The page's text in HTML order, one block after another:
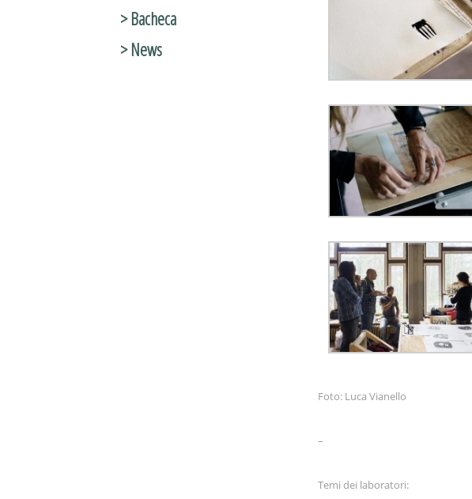
Foto: Luca Vianello
–
Temi dei laboratori:
> Bacheca
> News